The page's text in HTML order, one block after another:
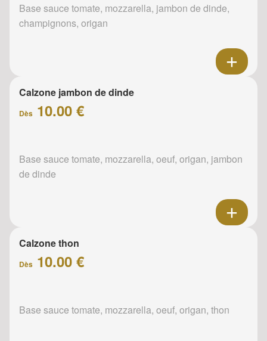
Base sauce tomate, mozzarella, jambon de dinde,
champignons, origan
Calzone jambon de dinde
Dès 10.00 €
Base sauce tomate, mozzarella, oeuf, origan, jambon
de dinde
Calzone thon
Dès 10.00 €
Base sauce tomate, mozzarella, oeuf, origan, thon